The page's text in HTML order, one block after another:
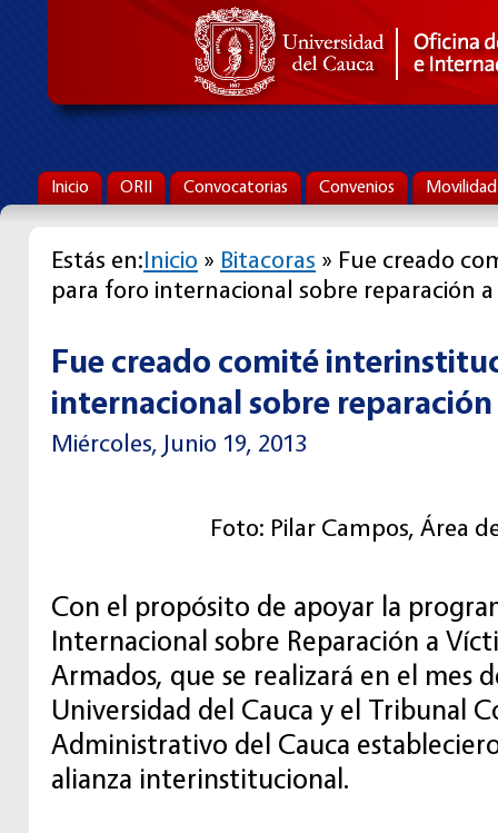
Inicio ORII Convocatorias Convenios Movilidad
Estás en:Inicio » Bitacoras » Fue creado
para foro internacional sobre reparación
Fue creado comité
internacional sobre
Miércoles, Junio 19, 2013
Foto: Pilar Campos, Área
Con el propósito de apoyar la
Internacional sobre Reparación a
Armados, que se realizará en el mes
Universidad del Cauca y el Tribunal
Administrativo del Cauca
alianza interinstitucional.